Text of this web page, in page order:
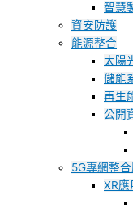
智慧
資安防護
能源整合
太陽
儲能
再生
公開
5G專網整
XR應